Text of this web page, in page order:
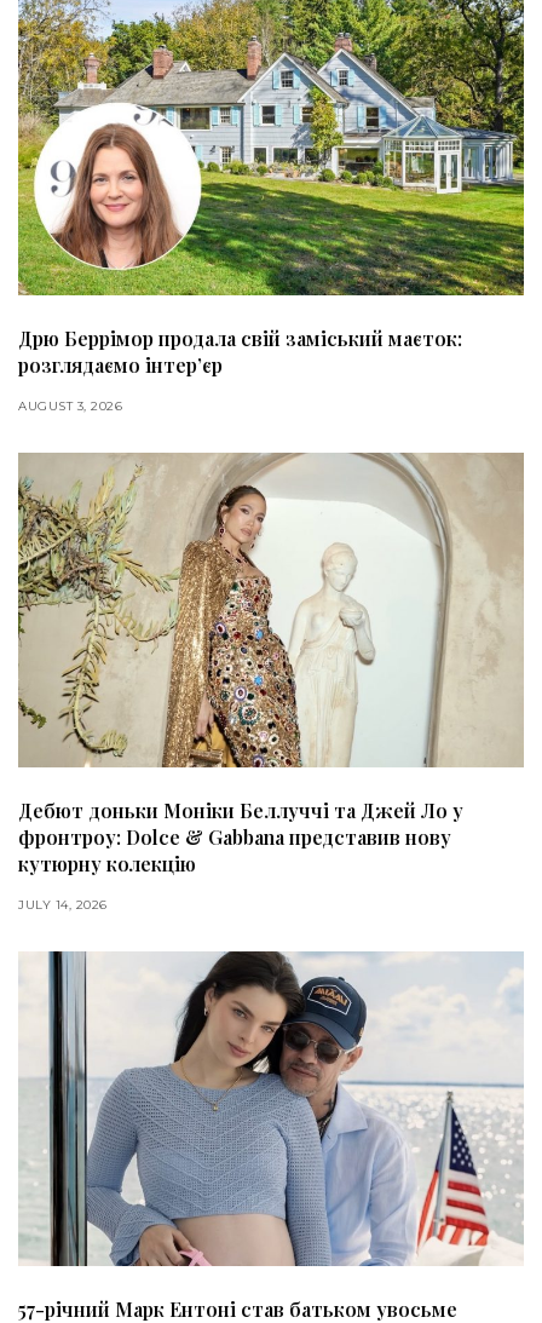
Дрю Беррімор продала свій заміський маєток:
розглядаємо інтер’єр
AUGUST 3, 2026
Дебют доньки Моніки Беллуччі та Джей Ло у
фронтроу: Dolce & Gabbana представив нову
кутюрну колекцію
JULY 14, 2026
57-річний Марк Ентоні став батьком увосьме